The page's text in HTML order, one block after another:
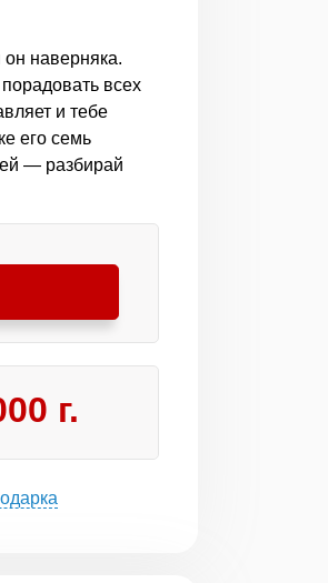
наверняка.
всех
и тебе
его семь
— разбирай
г.